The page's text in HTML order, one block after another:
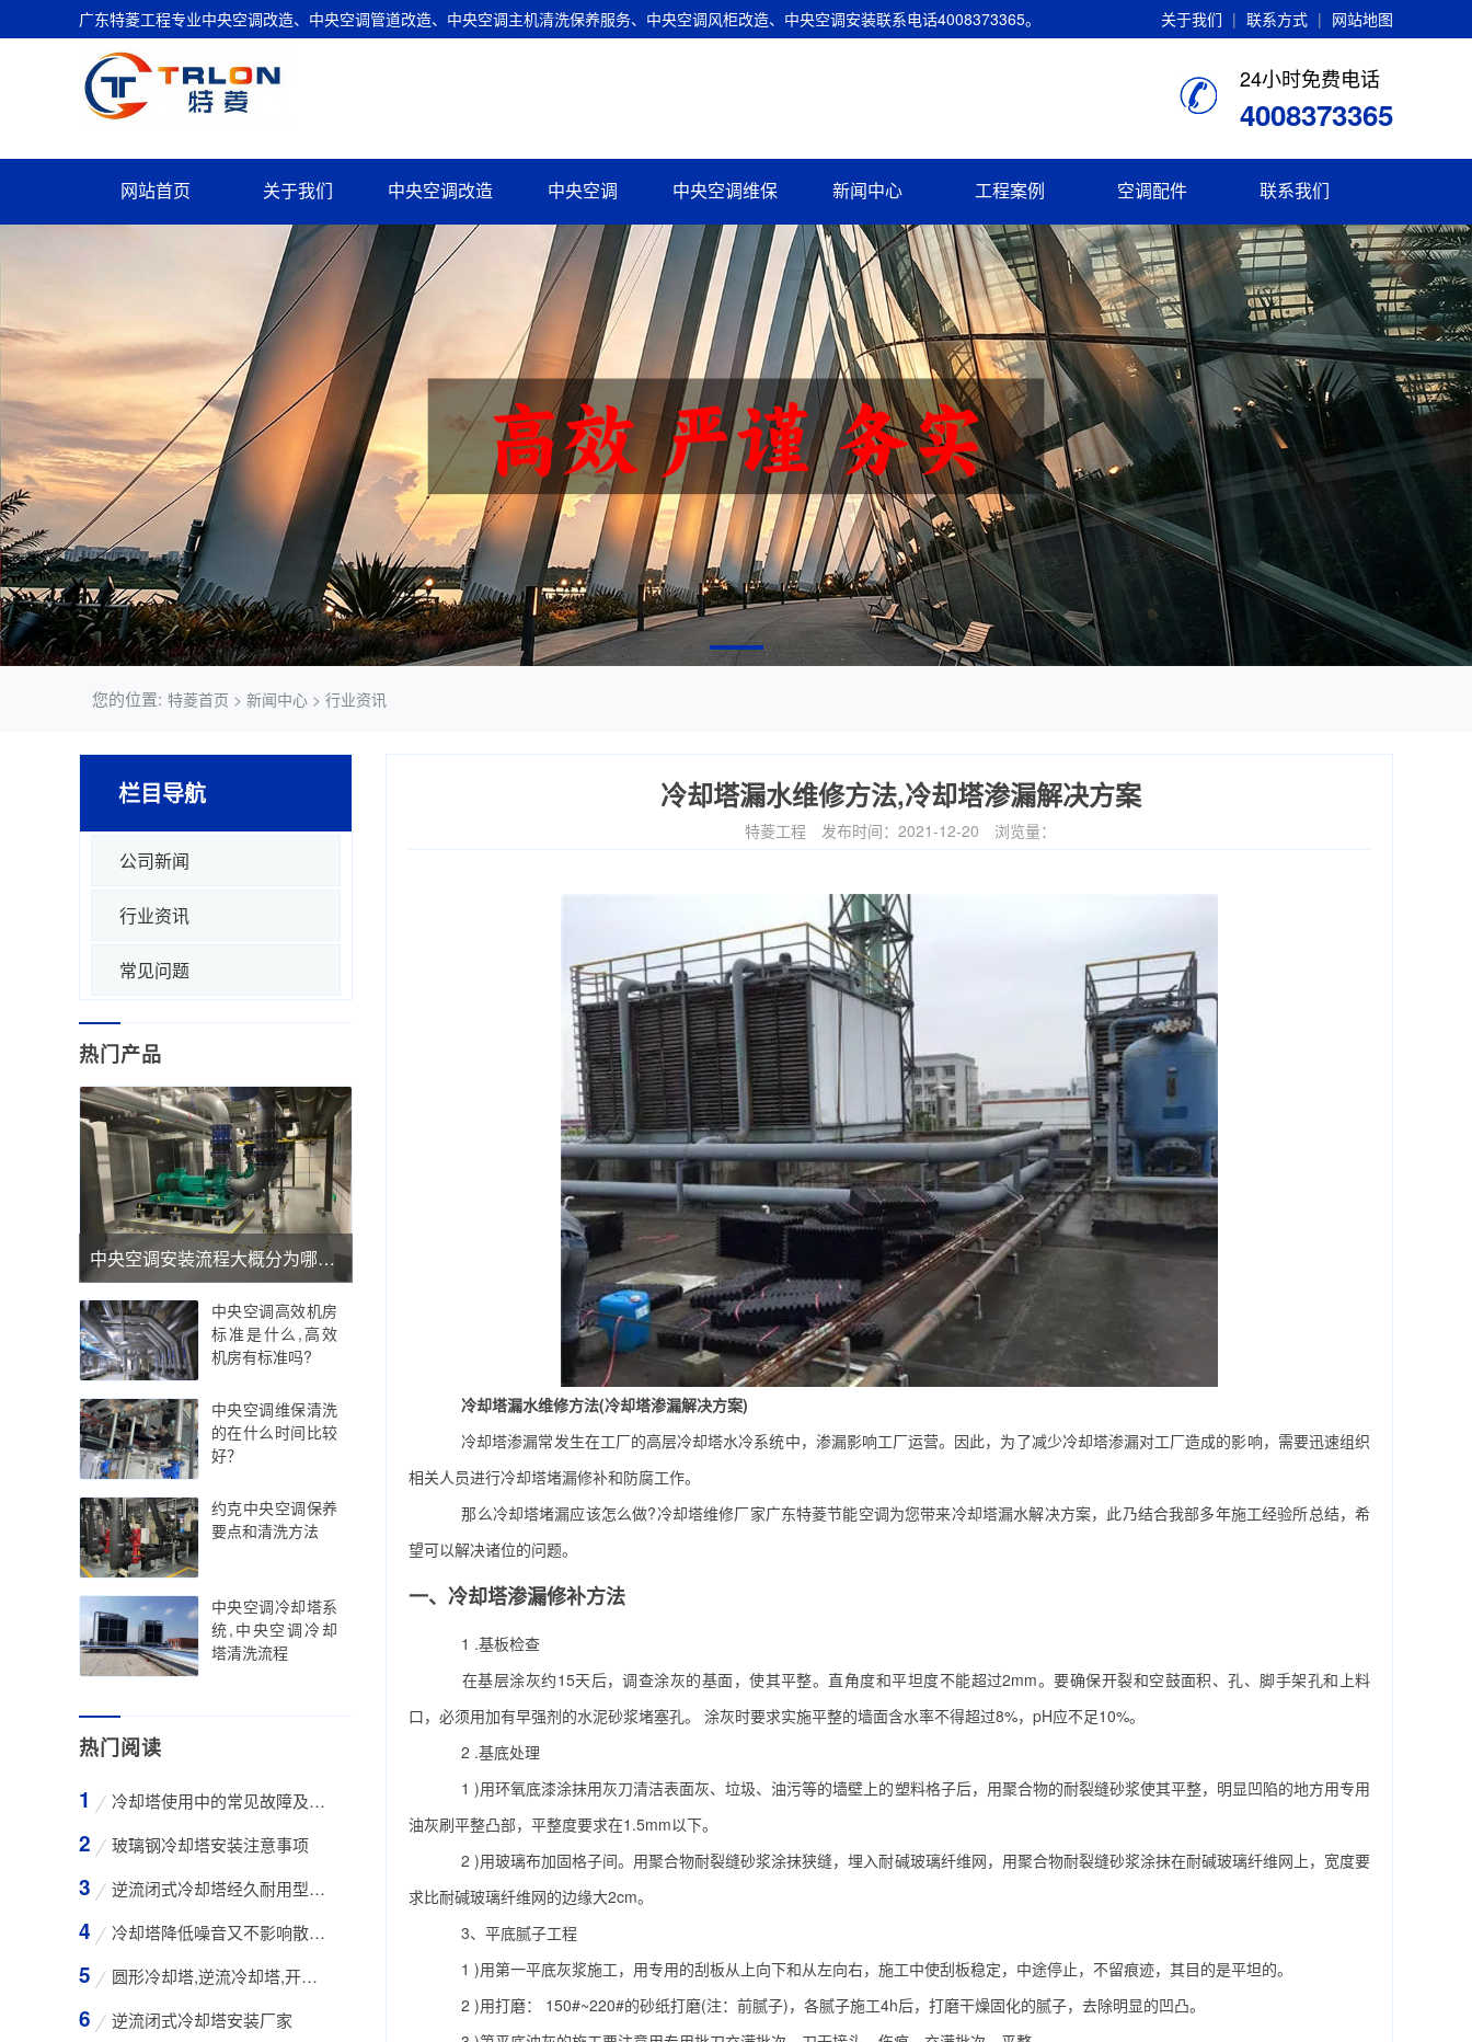
关于我们 | 联系方式 | 网站地图
广东特菱工程专业中央空调改造、中央空调管道改造、中央空调主机清洗保养服务、中央空调风柜改造、中央空调安装联系电话4008373365。
24小时免费电话
4008373365
网站首页 关于我们 中央空调改造 中央空调 中央空调维保 新闻中心 工程案例 空调配件 联系我们
您的位置: 特菱首页 > 新闻中心 > 行业资讯
栏目导航
公司新闻
行业资讯
常见问题
热门产品
中央空调安装流程大概分为哪几步
中央空调高效机房
标准是什么,高效
机房有标准吗?
中央空调维保清洗
的在什么时间比较
好？
约克中央空调保养
要点和清洗方法
中央空调冷却塔系
统,中央空调冷却
塔清洗流程
热门阅读
冷却塔使用中的常见故障及维修方法
玻璃钢冷却塔安装注意事项
逆流闭式冷却塔经久耐用型工业凉水塔
冷却塔降低噪音又不影响散热效率的方法
圆形冷却塔,逆流冷却塔,开式冷却塔,200吨冷却
逆流闭式冷却塔安装厂家
冷却塔漏水维修方法,冷却塔渗漏解决方案
特菱工程 发布时间：2021-12-20 浏览量：
冷却塔漏水维修方法(冷却塔渗漏解决方案)
冷却塔渗漏常发生在工厂的高层冷却塔水冷系统中，渗漏影响工厂运营。因此，为了减少冷却塔渗漏对工厂造成的影响，需要迅速组织
相关人员进行冷却塔堵漏修补和防腐工作。
那么冷却塔堵漏应该怎么做?冷却塔维修厂家广东特菱节能空调为您带来冷却塔漏水解决方案，此乃结合我部多年施工经验所总结，希
望可以解决诸位的问题。
一、冷却塔渗漏修补方法
1 .基板检查
在基层涂灰约15天后，调查涂灰的基面，使其平整。直角度和平坦度不能超过2mm。要确保开裂和空鼓面积、孔、脚手架孔和上料
口，必须用加有早强剂的水泥砂浆堵塞孔。 涂灰时要求实施平整的墙面含水率不得超过8%，pH应不足10%。
2 .基底处理
1 )用环氧底漆涂抹用灰刀清洁表面灰、垃圾、油污等的墙壁上的塑料格子后，用聚合物的耐裂缝砂浆使其平整，明显凹陷的地方用专用
油灰刷平整凸部，平整度要求在1.5mm以下。
2 )用玻璃布加固格子间。用聚合物耐裂缝砂浆涂抹狭缝，埋入耐碱玻璃纤维网，用聚合物耐裂缝砂浆涂抹在耐碱玻璃纤维网上，宽度要
求比耐碱玻璃纤维网的边缘大2cm。
3、平底腻子工程
1 )用第一平底灰浆施工，用专用的刮板从上向下和从左向右，施工中使刮板稳定，中途停止，不留痕迹，其目的是平坦的。
2 )用打磨： 150#~220#的砂纸打磨(注：前腻子)，各腻子施工4h后，打磨干燥固化的腻子，去除明显的凹凸。